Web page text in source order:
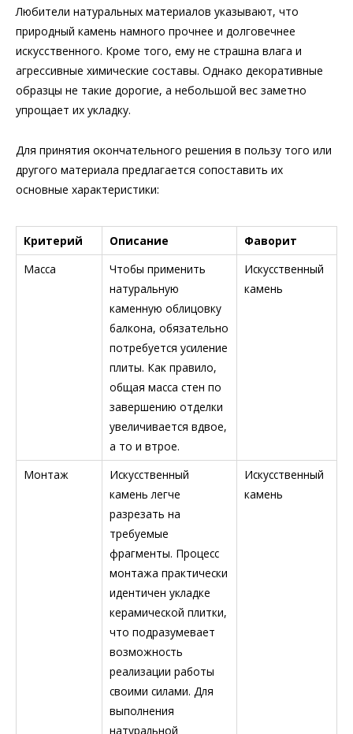
Любители натуральных материалов указывают, что
природный камень намного прочнее и долговечнее
искусственного. Кроме того, ему не страшна влага и
агрессивные химические составы. Однако декоративные
образцы не такие дорогие, а небольшой вес заметно
упрощает их укладку.
Для принятия окончательного решения в пользу того или
другого материала предлагается сопоставить их
основные характеристики:
Критерий Описание
Фаворит
Масса
Чтобы применить
натуральную
каменную облицовку
балкона, обязательно
потребуется усиление
плиты. Как правило,
общая масса стен по
завершению отделки
увеличивается вдвое,
а то и втрое.
Искусственный
камень
Монтаж
Искусственный
камень легче
разрезать на
требуемые
фрагменты. Процесс
монтажа практически
идентичен укладке
керамической плитки,
что подразумевает
возможность
реализации работы
своими силами. Для
выполнения
натуральной
Искусственный
камень